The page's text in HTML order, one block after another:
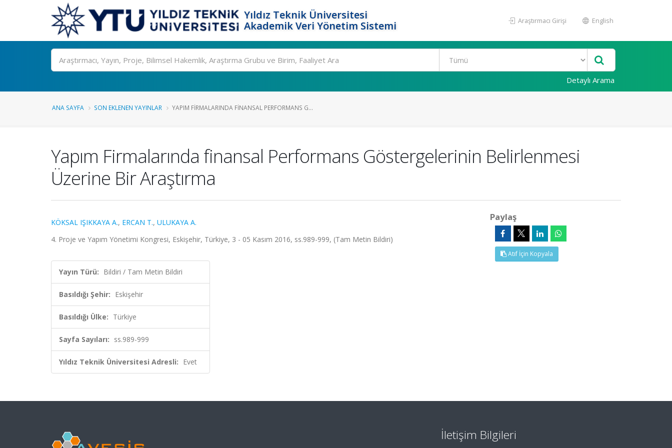
Yıldız Teknik Üniversitesi
Akademik Veri Yönetim Sistemi
Araştırmacı Girişi English
Ara
Detaylı Arama
ANA SAYFA SON EKLENEN YAYINLAR YAPIM FIRMALARINDA FINANSAL PERFORMANS G...
Yapım Firmalarında finansal Performans Göstergelerinin Belirlenmesi
Üzerine Bir Araştırma
KÖKSAL IŞIKKAYA A., ERCAN T., ULUKAYA A.
4. Proje ve Yapım Yönetimi Kongresi, Eskişehir, Türkiye, 3 - 05 Kasım 2016, ss.989-999, (Tam Metin Bildiri)
Yayın Türü: Bildiri / Tam Metin Bildiri
Basıldığı Şehir: Eskişehir
Basıldığı Ülke: Türkiye
Sayfa Sayıları: ss.989-999
Yıldız Teknik Üniversitesi Adresli: Evet
Paylaş
Atıf İçin Kopyala
İletişim Bilgileri